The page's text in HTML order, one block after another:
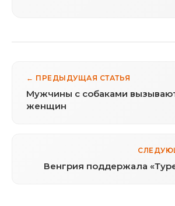
← ПРЕДЫДУЩАЯ СТАТЬЯ
Мужчины с собаками
женщин
Венгрия поддержала